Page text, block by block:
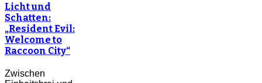
Licht und
Schatten:
„Resident Evil:
Welcome to
Raccoon City“
Zwischen